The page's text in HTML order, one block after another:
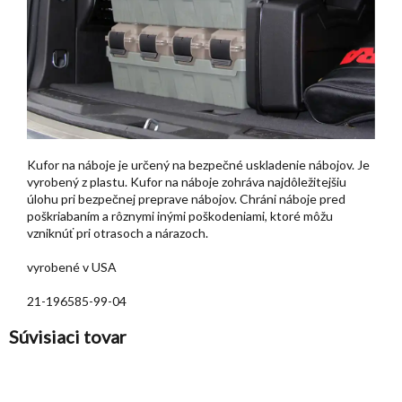
Kufor na náboje je určený na bezpečné uskladenie nábojov. Je
vyrobený z plastu. Kufor na náboje zohráva najdôležitejšiu
úlohu pri bezpečnej preprave nábojov. Chráni náboje pred
poškriabaním a rôznymi inými poškodeniami, ktoré môžu
vzniknúť pri otrasoch a nárazoch.
vyrobené v USA
21-196585-99-04
Súvisiaci tovar